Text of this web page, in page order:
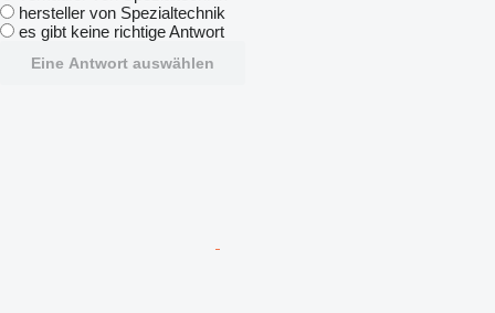
hersteller von Spezialtechnik
es gibt keine richtige Antwort
Eine Antwort auswählen